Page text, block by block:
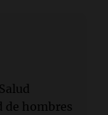
de hombres